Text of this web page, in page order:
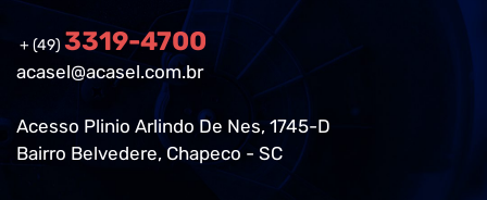
+ (49) 3319-4700
acasel@acasel.com.br
Acesso Plinio Arlindo De Nes, 1745-D
Bairro Belvedere, Chapeco - SC